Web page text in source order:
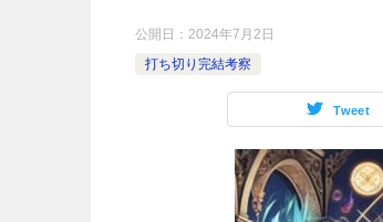
公開日： 2024年7月2日
打ち切り完結考察
Tweet